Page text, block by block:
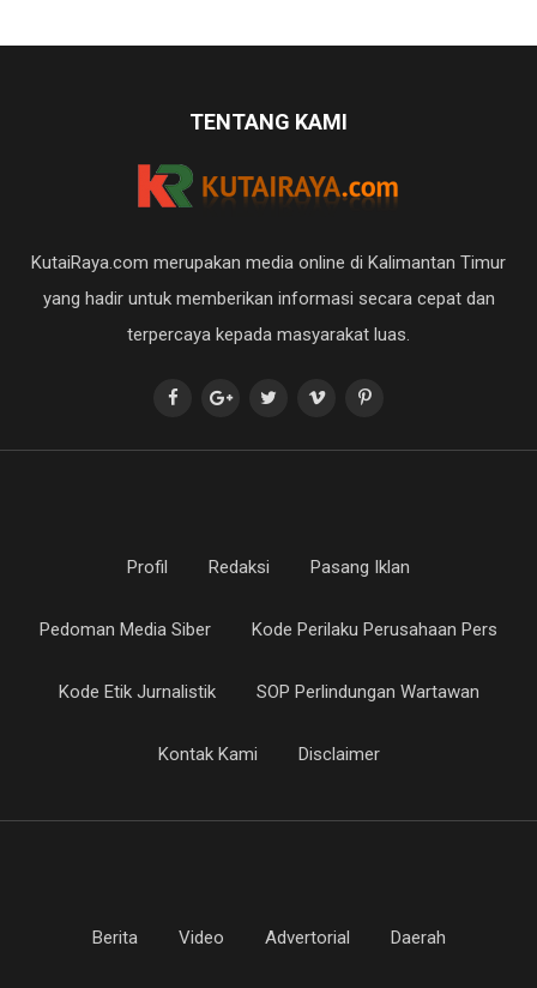
TENTANG KAMI
KutaiRaya.com merupakan media online di Kalimantan Timur
yang hadir untuk memberikan informasi secara cepat dan
terpercaya kepada masyarakat luas.
Profil Redaksi Pasang Iklan
Pedoman Media Siber Kode Perilaku Perusahaan Pers
Kode Etik Jurnalistik SOP Perlindungan Wartawan
Kontak Kami Disclaimer
Berita Video Advertorial Daerah